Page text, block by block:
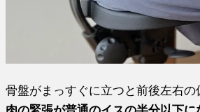
骨盤がまっすぐに立つと前後左右